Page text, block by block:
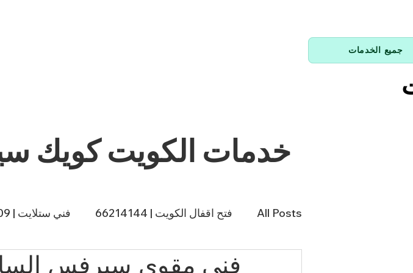
جميع الخدمات
خدمات الكويت كويك
All Posts فتح اقفال الكويت | 66214144 فني ستلايت | 66885009
فني تكييف | 98943366 فني طباخات الكويت | 66557188